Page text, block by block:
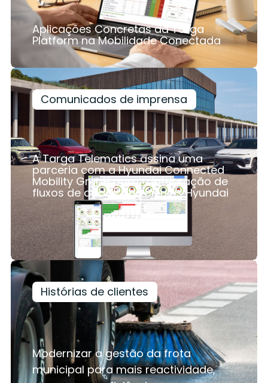
Aplicações Concretas da Targa
Platform na Mobilidade Conectada
Comunicados de imprensa
A Targa Telematics assina uma
parceria com a Hyundai Connected
Mobility GmbH para a integração de
fluxos de dados de veículos Hyundai
Ler mais
Histórias de clientes
Modernizar a gestão da frota
municipal para mais reactividade,